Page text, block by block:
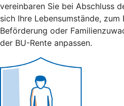
vereinbaren Sie bei Abschluss
sich Ihre Lebensumstände, zum
Beförderung oder
der BU-Rente anpassen.